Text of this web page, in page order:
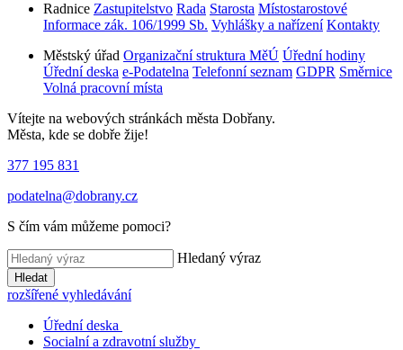
Radnice Zastupitelstvo Rada Starosta Místostarostové
Informace zák. 106/1999 Sb. Vyhlášky a nařízení Kontakty
Městský úřad Organizační struktura MěÚ Úřední hodiny
Úřední deska e-Podatelna Telefonní seznam GDPR Směrnice
Volná pracovní místa
Vítejte na webových stránkách města Dobřany.
Města, kde se dobře žije!
377 195 831
podatelna@dobrany.cz
S čím vám můžeme pomoci?
Hledaný výraz
Hledat
rozšířené vyhledávání
Úřední deska
Socialní a zdravotní služby